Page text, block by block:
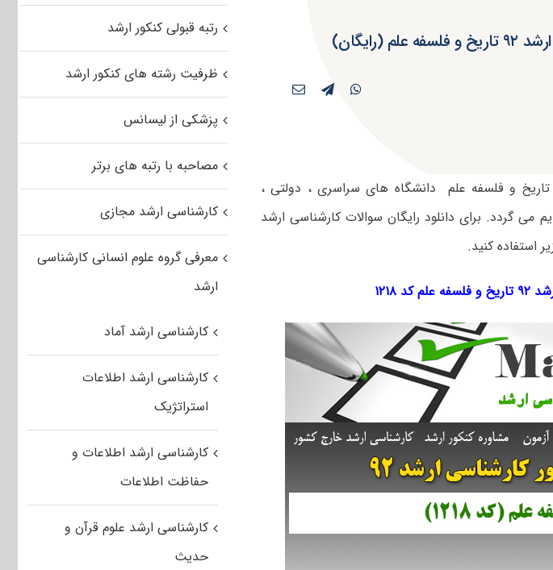
کارشناسی ارشد ۱۳۹۲ مجموعه تاریخ و فلسفه علم دانشگاه های سراسری ، دولتی ،
می گردد. برای دانلود رایگان سوالات کارشناسی ارشد
۱۲۱۸
رتبه قبولی کنکور ارشد
ظرفیت رشته های کنکور ارشد
پزشکی از لیسانس
مصاحبه با رتبه های برتر
کارشناسی ارشد مجازی
معرفی گروه علوم انسانی کارشناسی
ارشد
کارشناسی ارشد آماد
کارشناسی ارشد اطلاعات
استراتژیک
کارشناسی ارشد اطلاعات و
حفاظت اطلاعات
کارشناسی ارشد علوم قرآن و
حدیث